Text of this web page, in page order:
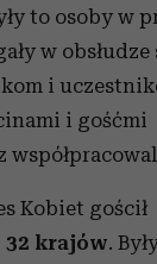
to osoby w
w obsłudze
i
i gośćmi
Kobiet gościł
krajów.